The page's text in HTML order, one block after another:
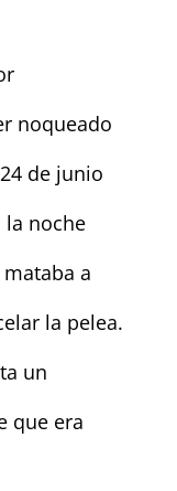
noqueado
de junio
la noche
a
la pelea.
un
que era